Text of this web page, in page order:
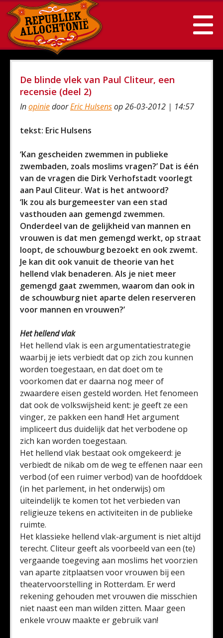
De blinde vlek van Paul Cliteur, een
recensie (deel 2)
InopiniedoorEric Hulsensop 26-03-2012 | 14:57
tekst: Eric Hulsens
‘Kan gescheiden zwemmen in publieke
zwembaden, zoals moslims vragen?’ Dat is één
van de vragen die Dirk Verhofstadt voorlegt
aan Paul Cliteur. Wat is het antwoord?
‘Ik zou als burgemeester van een stad
vasthouden aan gemengd zwemmen.
Onderdeel van de gelijkheid van mannen en
vrouwen is dat men gemengd werkt, op straat
loopt, de schouwburg bezoekt en ook zwemt.
Je kan dit ook vanuit de theorie van het
hellend vlak benaderen. Als je niet meer
gemengd gaat zwemmen, waarom dan ook in
de schouwburg niet aparte delen reserveren
voor mannen en vrouwen?’
Het hellend vlak
Het hellend vlak is een argumentatiestrategie
waarbij je iets verbiedt dat op zich zou kunnen
worden toegestaan, en dat doet om te
voorkomen dat er daarna nog meer of
zwaardere eisen gesteld worden. Het fenomeen
dat ook de volkswijsheid kent: je geeft ze een
vinger, ze pakken een hand! Het argument
impliceert dus duidelijk dat het verbodene op
zich kan worden toegestaan.
Het hellend vlak bestaat ook omgekeerd: je
verbiedt de nikab om de weg te effenen naar een
verbod (of een ruimer verbod) van de hoofddoek
(in het parlement, in het onderwijs) om
uiteindelijk te komen tot het verbieden van
religieuze tekens en activiteiten in de publieke
ruimte.
Het klassieke hellend vlak-argument is niet altijd
terecht. Cliteur geeft als voorbeeld van een (te)
vergaande toegeving aan moslims het voorzien
van aparte zitplaatsen voor vrouwen bij een
theatervoorstelling in Rotterdam. Er werd
rekening gehouden met vrouwen die misschien
niet naast een man wilden zitten. Maar geen
enkele vrouw maakte er gebruik van!